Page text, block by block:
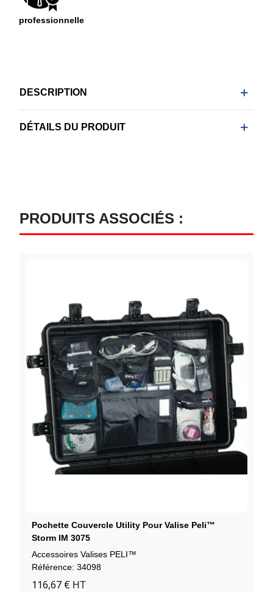
professionnelle
DESCRIPTION
DÉTAILS DU PRODUIT
PRODUITS ASSOCIÉS :
Pochette Couvercle Utility Pour Valise Peli™
Storm IM 3075
Accessoires Valises PELI™
Référence: 34098
116,67 € HT